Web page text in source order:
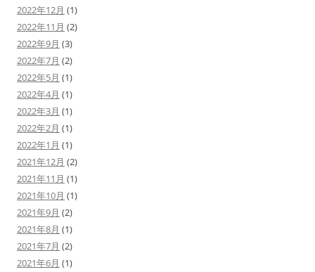
2022年12月 (1)
2022年11月 (2)
2022年9月 (3)
2022年7月 (2)
2022年5月 (1)
2022年4月 (1)
2022年3月 (1)
2022年2月 (1)
2022年1月 (1)
2021年12月 (2)
2021年11月 (1)
2021年10月 (1)
2021年9月 (2)
2021年8月 (1)
2021年7月 (2)
2021年6月 (1)